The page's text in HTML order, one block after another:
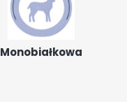
Monobiałkowa